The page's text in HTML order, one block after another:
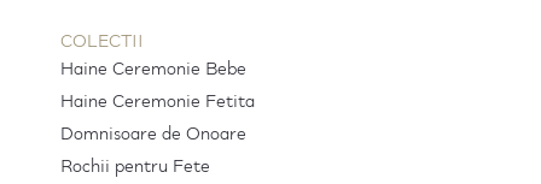
COLECTII
Haine Ceremonie Bebe
Haine Ceremonie Fetita
Domnisoare de Onoare
Rochii pentru Fete